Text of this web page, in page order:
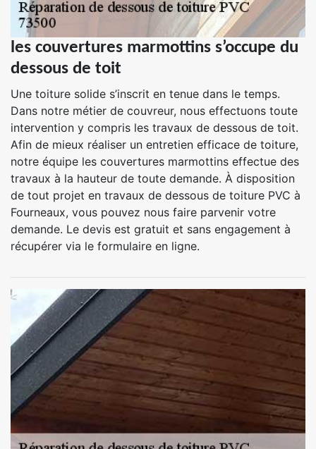
les couvertures marmottins s’occupe du
dessous de toit
Une toiture solide s’inscrit en tenue dans le temps.
Dans notre métier de couvreur, nous effectuons toute
intervention y compris les travaux de dessous de toit.
Afin de mieux réaliser un entretien efficace de toiture,
notre équipe les couvertures marmottins effectue des
travaux à la hauteur de toute demande. À disposition
de tout projet en travaux de dessous de toiture PVC à
Fourneaux, vous pouvez nous faire parvenir votre
demande. Le devis est gratuit et sans engagement à
récupérer via le formulaire en ligne.